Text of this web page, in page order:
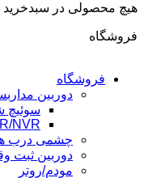
هیچ محصولی در
فروشگاه
فروشگاه
دوربین
سوئیچ
NVR
چشمی درب
دوربین ثبت
مودم/روتر